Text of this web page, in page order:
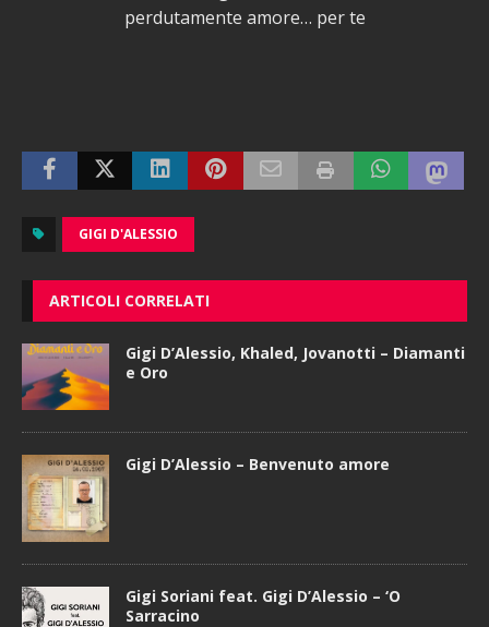
perdutamente amore… per te
GIGI D'ALESSIO
ARTICOLI CORRELATI
Gigi D’Alessio, Khaled, Jovanotti – Diamanti
e Oro
Gigi D’Alessio – Benvenuto amore
Gigi Soriani feat. Gigi D’Alessio – ‘O
Sarracino